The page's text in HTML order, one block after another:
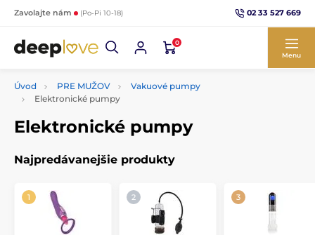
Zavolajte nám (Po-Pi 10-18) 02 33 527 669
0
Menu
Úvod PRE MUŽOV
Vakuové pumpy
Elektronické pumpy
Elektronické pumpy
Najpredávanejšie produkty